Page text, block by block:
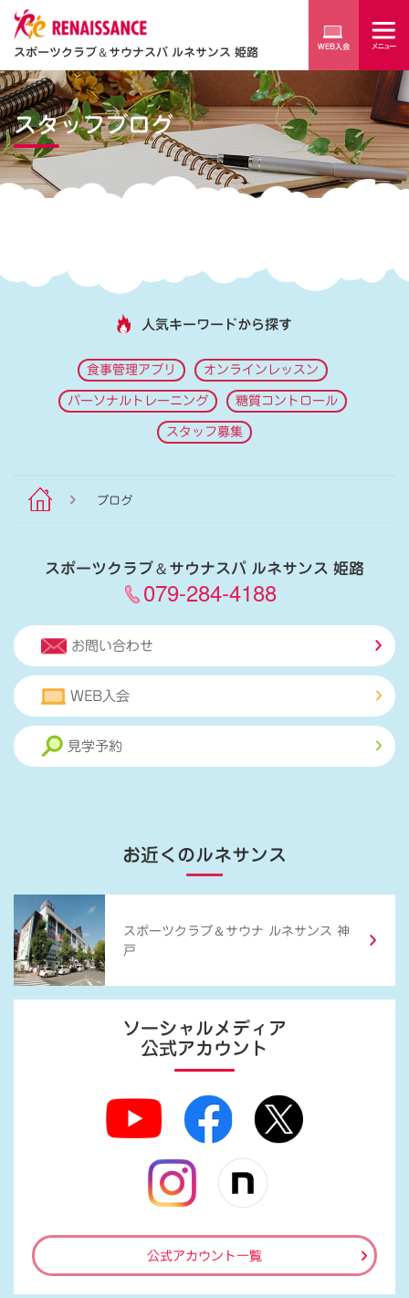
スポーツクラブ＆サウナスパ ルネサンス 姫路
スタッフブログ
人気キーワードから探す
食事管理アプリ オンラインレッスン
パーソナルトレーニング 糖質コントロール
スタッフ募集
ブログ
スポーツクラブ＆サウナスパ ルネサンス 姫路
079-284-4188
お問い合わせ
WEB入会
見学予約
お近くのルネサンス
スポーツクラブ ＆ サウナ ルネサンス 神
戸
ソーシャルメディア
公式アカウント
公式アカウント一覧